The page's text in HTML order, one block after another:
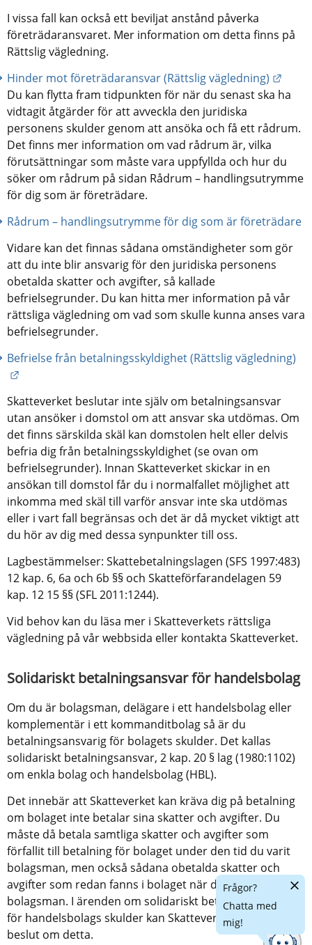
I vissa fall kan också ett beviljat anstånd påverka
företrädaransvaret. Mer information om detta finns på
Rättslig vägledning.
Hinder mot företrädaransvar (Rättslig vägledning)
Du kan flytta fram tidpunkten för när du senast ska ha
vidtagit åtgärder för att avveckla den juridiska
personens skulder genom att ansöka och få ett rådrum.
Det finns mer information om vad rådrum är, vilka
förutsättningar som måste vara uppfyllda och hur du
söker om rådrum på sidan Rådrum – handlingsutrymme
för dig som är företrädare.
Rådrum – handlingsutrymme för dig som är företrädare
Vidare kan det finnas sådana omständigheter som gör
att du inte blir ansvarig för den juridiska personens
obetalda skatter och avgifter, så kallade
befrielsegrunder. Du kan hitta mer information på vår
rättsliga vägledning om vad som skulle kunna anses vara
befrielsegrunder.
Befrielse från betalningsskyldighet (Rättslig vägledning)
Skatteverket beslutar inte själv om betalningsansvar
utan ansöker i domstol om att ansvar ska utdömas. Om
det finns särskilda skäl kan domstolen helt eller delvis
befria dig från betalningsskyldighet (se ovan om
befrielsegrunder). Innan Skatteverket skickar in en
ansökan till domstol får du i normalfallet möjlighet att
inkomma med skäl till varför ansvar inte ska utdömas
eller i vart fall begränsas och det är då mycket viktigt att
du hör av dig med dessa synpunkter till oss.
Lagbestämmelser: Skattebetalningslagen (SFS 1997:483)
12 kap. 6, 6a och 6b §§ och Skatteförfarandelagen 59
kap. 12 15 §§ (SFL 2011:1244).
Vid behov kan du läsa mer i Skatteverkets rättsliga
vägledning på vår webbsida eller kontakta Skatteverket.
Solidariskt betalningsansvar för handelsbolag
Om du är bolagsman, delägare i ett handelsbolag eller
komplementär i ett kommanditbolag så är du
betalningsansvarig för bolagets skulder. Det kallas
solidariskt betalningsansvar, 2 kap. 20 § lag (1980:1102)
om enkla bolag och handelsbolag (HBL).
Det innebär att Skatteverket kan kräva dig på betalning
om bolaget inte betalar sina skatter och avgifter. Du
måste då betala samtliga skatter och avgifter som
förfallit till betalning för bolaget under den tid du varit
bolagsman, men också sådana obetalda skatter och
avgifter som redan fanns i bolaget när du blev
bolagsman. I ärenden om solidariskt betalningsansvar
för handelsbolags skulder kan Skatteverket själva fatta
beslut om detta.
Frågor?
Chatta med
mig!
Dölj